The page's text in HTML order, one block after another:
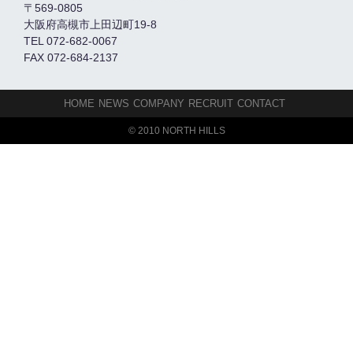
〒569-0805
大阪府高槻市上田辺町19-8
TEL 072-682-0067
FAX 072-684-2137
HOME NEWS COMPANY RECRUIT CONTACT
© 2010 NORTH HILLS